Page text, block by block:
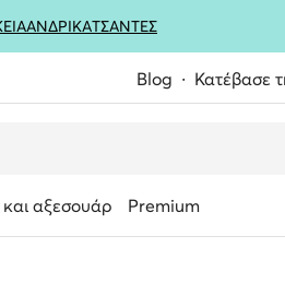
ΑΝΔΡΙΚΑΤΣΑΝΤΕΣ
Blog Κατέβασε
αξεσουάρ Premium